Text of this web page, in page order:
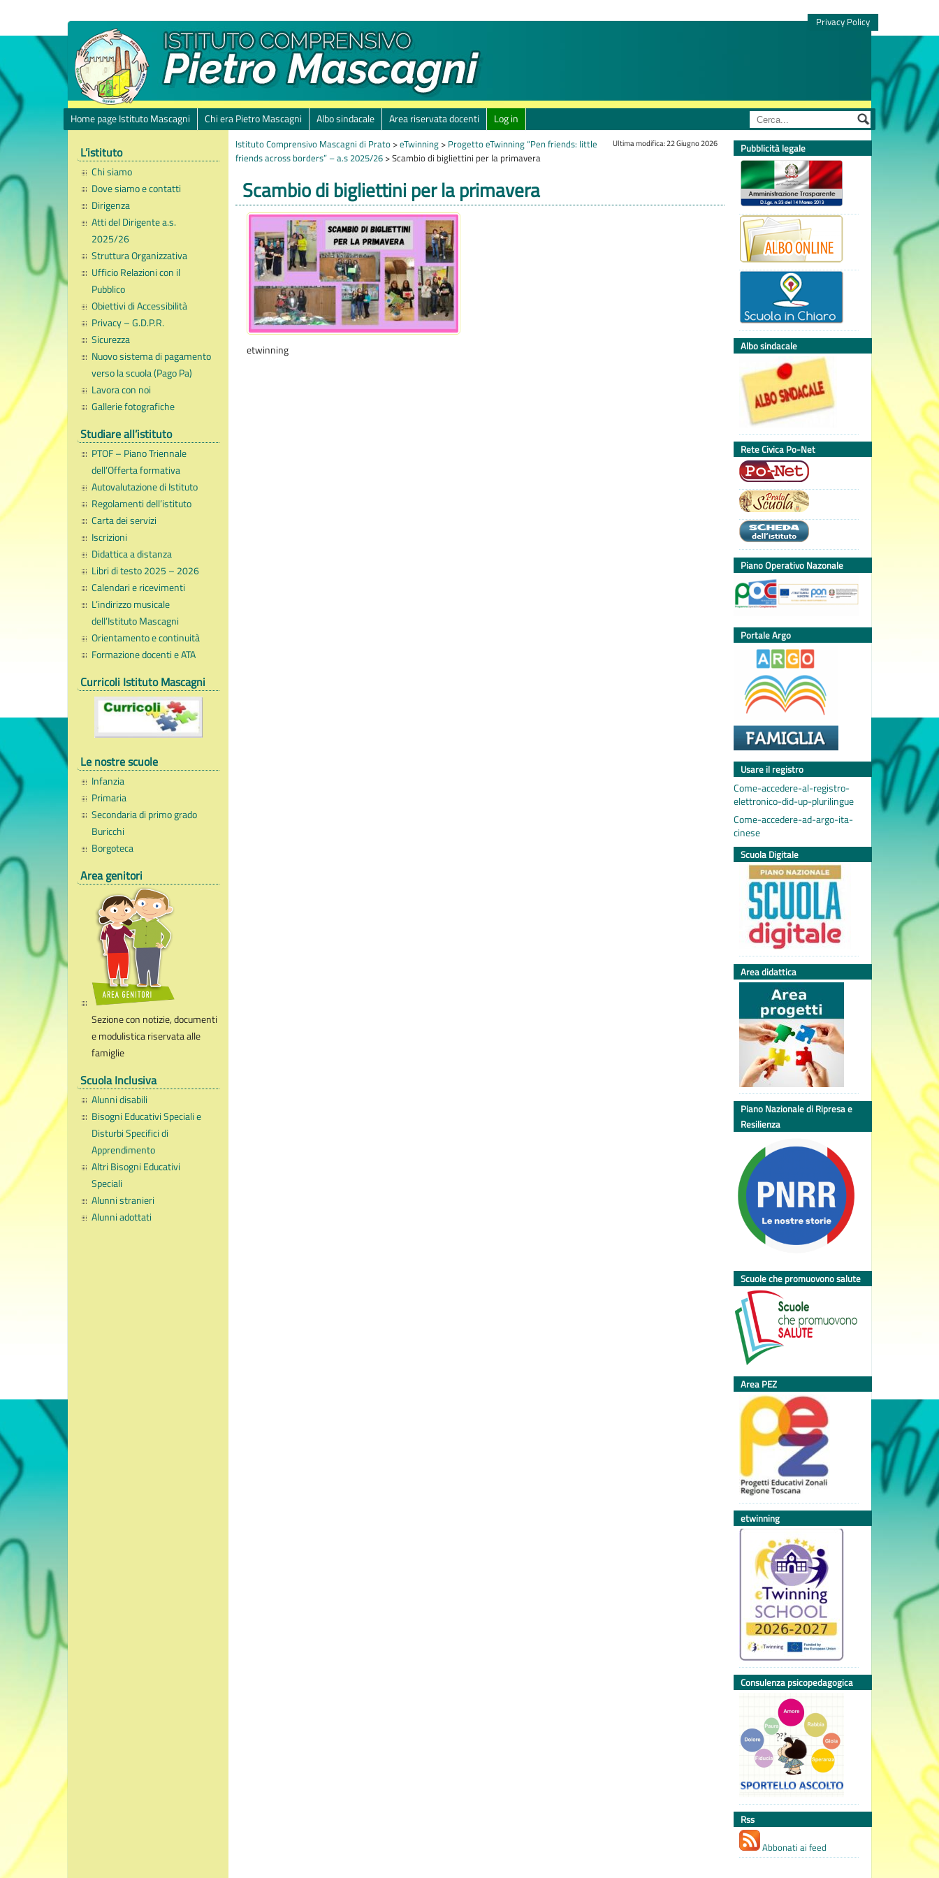
Privacy Policy
Home page Istituto Mascagni Chi era Pietro Mascagni Albo sindacale Area riservata docenti Log in
L’istituto
Chi siamo
Dove siamo e contatti
Dirigenza
Atti del Dirigente a.s.
2025/26
Struttura Organizzativa
Ufficio Relazioni con il
Pubblico
Obiettivi di Accessibilità
Privacy – G.D.P.R.
Sicurezza
Nuovo sistema di pagamento
verso la scuola (Pago Pa)
Lavora con noi
Gallerie fotografiche
Studiare all’istituto
PTOF – Piano Triennale
dell’Offerta formativa
Autovalutazione di Istituto
Regolamenti dell’istituto
Carta dei servizi
Iscrizioni
Didattica a distanza
Libri di testo 2025 – 2026
Calendari e ricevimenti
L’indirizzo musicale
dell’Istituto Mascagni
Orientamento e continuità
Formazione docenti e ATA
Curricoli Istituto Mascagni
Le nostre scuole
Infanzia
Primaria
Secondaria di primo grado
Buricchi
Borgoteca
Area genitori
Sezione con notizie, documenti
e modulistica riservata alle
famiglie
Scuola Inclusiva
Alunni disabili
Bisogni Educativi Speciali e
Disturbi Specifici di
Apprendimento
Altri Bisogni Educativi
Speciali
Alunni stranieri
Alunni adottati
Ultima modifica: 22 Giugno 2026
Istituto Comprensivo Mascagni di Prato >eTwinning > Progetto eTwinning “Pen friends: little
friends across borders” – a.s 2025/26 >Scambio di bigliettini per la primavera
Scambio di bigliettini per la primavera
etwinning
Pubblicità legale
Albo sindacale
Rete Civica Po-Net
Piano Operativo Nazonale
Portale Argo
Usare il registro
Come-accedere-al-registro-
elettronico-did-up-plurilingue
Come-accedere-ad-argo-ita-
cinese
Scuola Digitale
Area didattica
Piano Nazionale di Ripresa e
Resilienza
Scuole che promuovono salute
Area PEZ
etwinning
Consulenza psicopedagogica
Rss
Abbonati ai feed